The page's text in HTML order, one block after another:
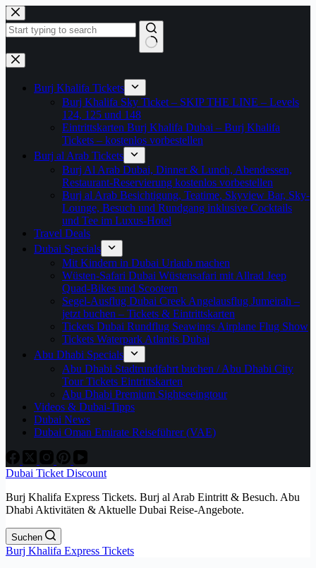
Zum
Inhalt
springen
Keine
Ergebnisse
Burj Khalifa Tickets
Burj Khalifa Sky Ticket – SKIP THE LINE – Levels
124, 125 und 148
Eintrittskarten Burj Khalifa Dubai – Burj Khalifa
Tickets – kostenlos vorbestellen
Burj al Arab Tickets
Burj Al Arab Dubai, Dinner & Lunch, Abendessen,
Restaurant-Reservierung kostenlos vorbestellen
Burj al Arab Besichtigung, Teatime, Skyview Bar, Sky-
Lounge, Besuch und Rundgang inklusive Cocktails
und Tee im Luxus-Hotel
Travel Deals
Dubai Specials
Mit Kindern in Dubai Urlaub machen
Wüsten-Safari Dubai Wüstensafari mit Allrad Jeep
Quad-Bikes und Scootern
Segel-Ausflug Dubai Creek Angelausflug Jumeirah –
jetzt buchen – Tickets & Eintrittskarten
Tickets Dubai Rundflug Seawings Airplane Flug Show
Tickets Waterpark Atlantis Dubai
Abu Dhabi Specials
Abu Dhabi Stadtrundfahrt buchen / Abu Dhabi City
Tour Tickets Eintrittskarten
Abu Dhabi Premium Sightseeingtour
Videos & Dubai-Tipps
Dubai News
Dubai Oman Emirate Reiseführer (VAE)
Dubai Ticket Discount
Burj Khalifa Express Tickets. Burj al Arab Eintritt & Besuch. Abu
Dhabi Aktivitäten & Aktuelle Dubai Reise-Angebote.
Suchen
Burj Khalifa Express Tickets